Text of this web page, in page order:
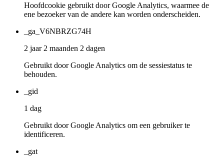
Hoofdcookie gebruikt door Google Analytics, waarmee de
ene bezoeker van de andere kan worden onderscheiden.
_ga_V6NBRZG74H
2 jaar 2 maanden 2 dagen
Gebruikt door Google Analytics om de sessiestatus te
behouden.
_gid
1 dag
Gebruikt door Google Analytics om een gebruiker te
identificeren.
_gat